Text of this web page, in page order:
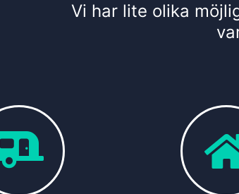
Vi har lite olika